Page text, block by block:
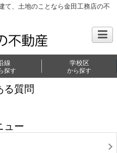
て、土地のことなら金田工務店の不
線
探す
学校区
から探す
る質問
ュー